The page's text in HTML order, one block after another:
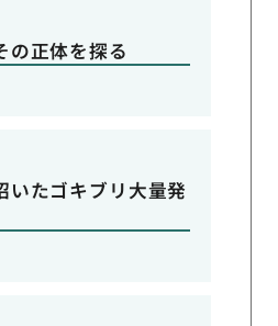
の正体を探る
いたゴキブリ大量発